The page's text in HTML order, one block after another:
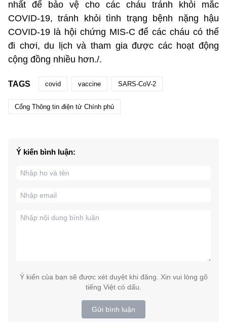
nhất để bảo vệ cho các cháu tránh khỏi mắc
COVID-19, tránh khỏi tình trạng bệnh nặng hậu
COVID-19 là hội chứng MIS-C để các cháu có thể
đi chơi, du lịch và tham gia được các hoạt động
cộng đồng nhiều hơn./.
TAGS covid vaccine SARS-CoV-2
Cổng Thông tin điện tử Chính phủ
Ý kiến bình luận:
Ý kiến của bạn sẽ được xét duyệt khi đăng. Xin vui lòng gõ
tiếng Việt có dấu.
Gửi bình luận